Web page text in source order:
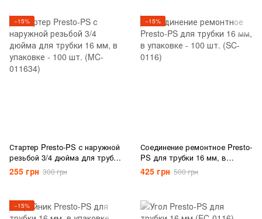
−15%
Стартер Presto-PS с наружной
резьбой 3/4 дюйма для трубки
16 мм, в упаковке - 100 шт.
(MC-011634)
255 грн 300 грн
−15%
Соединение ремонтное Presto-
PS для трубки 16 мм, в
упаковке - 100 шт. (SC-0116)
425 грн 500 грн
−15%